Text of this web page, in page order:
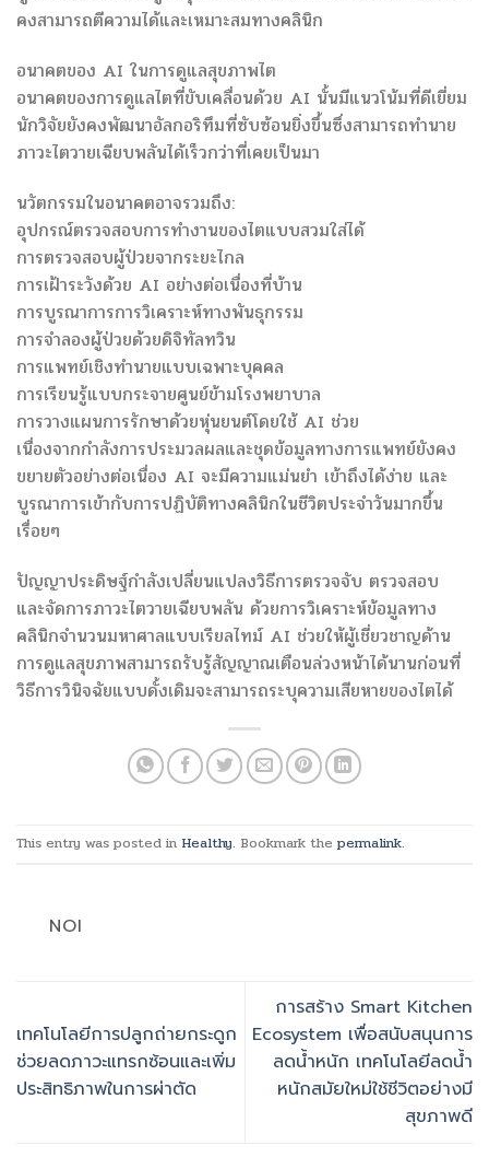
คงสามารถตีความได้และเหมาะสมทางคลินิก
อนาคตของ AI ในการดูแลสุขภาพไต
อนาคตของการดูแลไตที่ขับเคลื่อนด้วย AI นั้นมีแนวโน้มที่ดีเยี่ยม
นักวิจัยยังคงพัฒนาอัลกอริทึมที่ซับซ้อนยิ่งขึ้นซึ่งสามารถทำนาย
ภาวะไตวายเฉียบพลันได้เร็วกว่าที่เคยเป็นมา
นวัตกรรมในอนาคตอาจรวมถึง:
อุปกรณ์ตรวจสอบการทำงานของไตแบบสวมใส่ได้
การตรวจสอบผู้ป่วยจากระยะไกล
การเฝ้าระวังด้วย AI อย่างต่อเนื่องที่บ้าน
การบูรณาการการวิเคราะห์ทางพันธุกรรม
การจำลองผู้ป่วยด้วยดิจิทัลทวิน
การแพทย์เชิงทำนายแบบเฉพาะบุคคล
การเรียนรู้แบบกระจายศูนย์ข้ามโรงพยาบาล
การวางแผนการรักษาด้วยหุ่นยนต์โดยใช้ AI ช่วย
เนื่องจากกำลังการประมวลผลและชุดข้อมูลทางการแพทย์ยังคง
ขยายตัวอย่างต่อเนื่อง AI จะมีความแม่นยำ เข้าถึงได้ง่าย และ
บูรณาการเข้ากับการปฏิบัติทางคลินิกในชีวิตประจำวันมากขึ้น
เรื่อยๆ
ปัญญาประดิษฐ์กำลังเปลี่ยนแปลงวิธีการตรวจจับ ตรวจสอบ
และจัดการภาวะไตวายเฉียบพลัน ด้วยการวิเคราะห์ข้อมูลทาง
คลินิกจำนวนมหาศาลแบบเรียลไทม์ AI ช่วยให้ผู้เชี่ยวชาญด้าน
การดูแลสุขภาพสามารถรับรู้สัญญาณเตือนล่วงหน้าได้นานก่อนที่
วิธีการวินิจฉัยแบบดั้งเดิมจะสามารถระบุความเสียหายของไตได้
This entry was posted in Healthy. Bookmark the permalink.
NOI
เทคโนโลยีการปลูกถ่ายกระดูก
ช่วยลดภาวะแทรกซ้อนและเพิ่ม
ประสิทธิภาพในการผ่าตัด
การสร้าง Smart Kitchen
Ecosystem เพื่อสนับสนุนการ
ลดน้ำหนัก เทคโนโลยีลดน้ำ
หนักสมัยใหม่ใช้ชีวิตอย่างมี
สุขภาพดี